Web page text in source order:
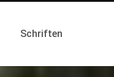
Schriften